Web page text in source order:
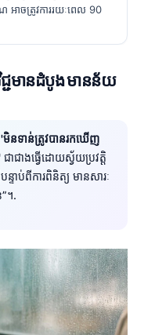
ណ អាចត្រូវការរយៈពេល 90
ជ្ជមានដំបូង មានន័យ
'មិនទាន់ត្រូវបានរកឃើញ
ជាជាងធ្វើដោយស្វ័យប្រវត្តិ
ន្ទាប់ពីការពិនិត្យ មានសារៈ
”។.